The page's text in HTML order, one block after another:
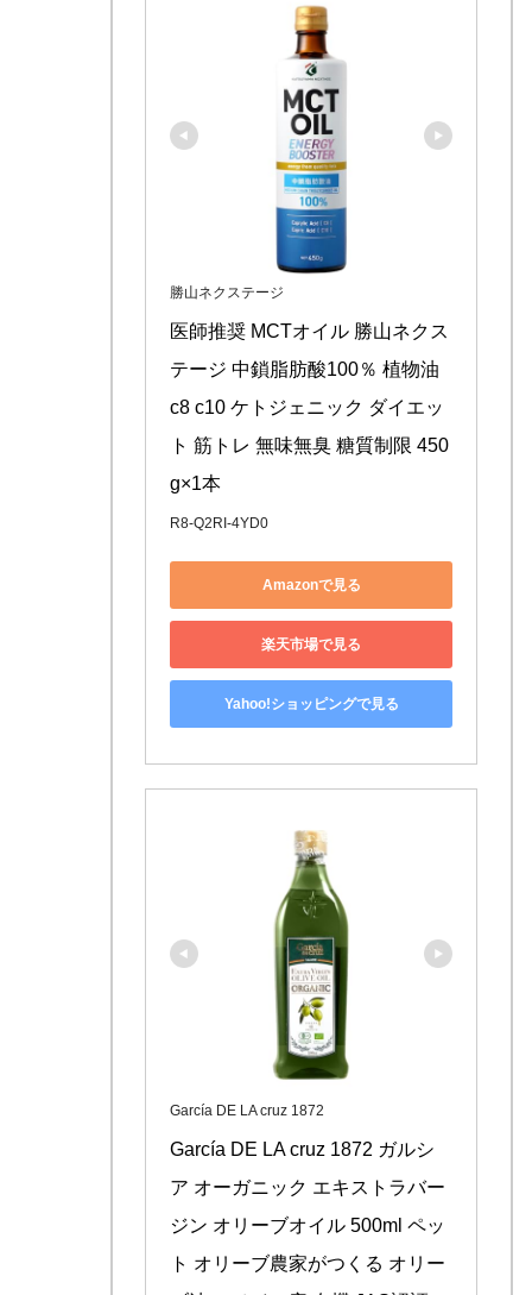
勝山ネクステージ
医師推奨 MCTオイル 勝山ネクス
テージ 中鎖脂肪酸100％ 植物油
c8 c10 ケトジェニック ダイエッ
ト 筋トレ 無味無臭 糖質制限 450
g×1本
R8-Q2RI-4YD0
Amazonで見る
楽天市場で見る
Yahoo!ショッピングで見る
García DE LA cruz 1872
García DE LA cruz 1872 ガルシ
ア オーガニック エキストラバー
ジン オリーブオイル 500ml ペッ
ト オリーブ農家がつくる オリー